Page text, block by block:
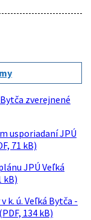
zverejnené
usporiadaní JPÚ
71 kB)
JPÚ Veľká
kB)
k. ú. Veľká Bytča -
134 kB)